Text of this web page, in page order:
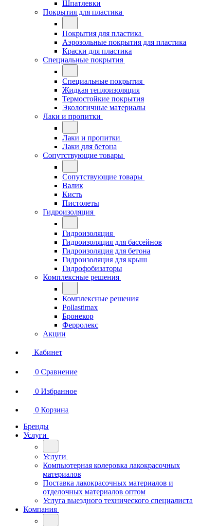
Шпатлевки
Покрытия для пластика
Покрытия для пластика
Аэрозольные покрытия для пластика
Краски для пластика
Специальные покрытия
Специальные покрытия
Жидкая теплоизоляция
Термостойкие покрытия
Экологичные материалы
Лаки и пропитки
Лаки и пропитки
Лаки для бетона
Сопутствующие товары
Сопутствующие товары
Валик
Кисть
Пистолеты
Гидроизоляция
Гидроизоляция
Гидроизоляция для бассейнов
Гидроизоляция для бетона
Гидроизоляция для крыш
Гидрофобизаторы
Комплексные решения
Комплексные решения
Pollastimax
Бронекор
Ферролекс
Акции
Кабинет
0 Сравнение
0 Избранное
0 Корзина
Бренды
Услуги
Услуги
Компьютерная колеровка лакокрасочных
материалов
Поставка лакокрасочных материалов и
отделочных материалов оптом
Услуга выездного технического специалиста
Компания